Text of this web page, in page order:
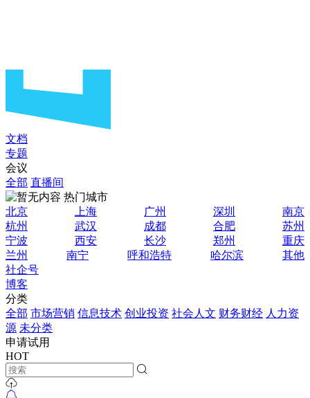
文档
专题
会议
全部 直播间
热门城市
北京
上海 广州 深圳
南京
杭州
武汉 成都 合肥
苏州
宁波
西安 长沙 郑州
重庆
兰州
南宁 呼和浩特 哈尔滨
其他
社企号
博客
分类
全部 市场营销 信息技术 创业投资 社会人文 财务财经 人力资
源 未分类
申请试用
HOT